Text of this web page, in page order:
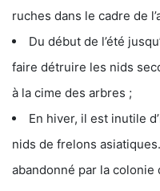
ruches dans le cadre de
Du début de l’été
faire détruire les nids
à la cime des arbres ;
En hiver, il est inutile
nids de frelons
abandonné par la colonie